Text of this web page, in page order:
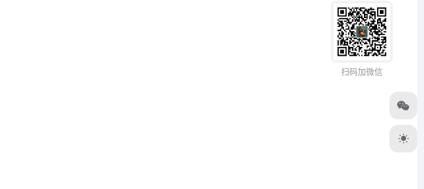
扫码加微信